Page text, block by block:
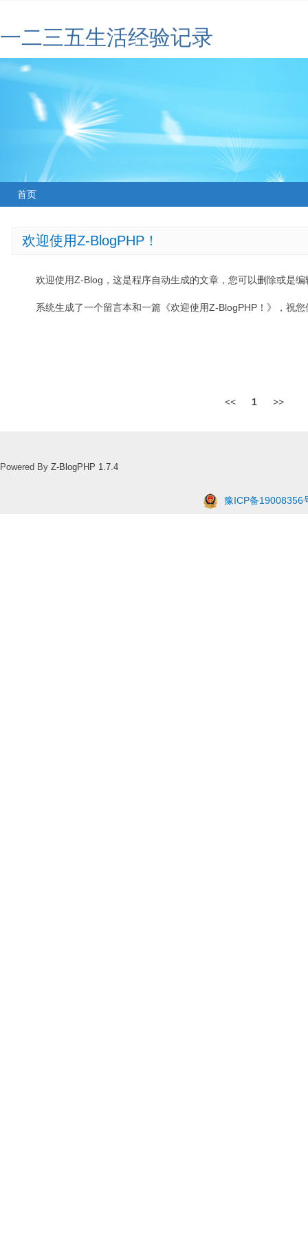
一二三五生活经验记录
首页
欢迎使用Z-BlogPHP！
欢迎使用Z-Blog，这是程序自动生成的文章，您可以删除或是编
系统生成了一个留言本和一篇《欢迎使用Z-BlogPHP！》，祝
<< 1 >>
Powered By Z-BlogPHP 1.7.4
豫ICP备19008356